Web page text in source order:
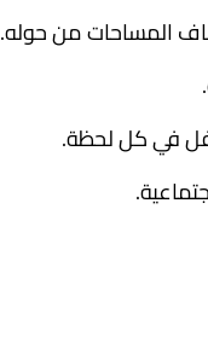
المساحات من حوله.
في كل لحظة.